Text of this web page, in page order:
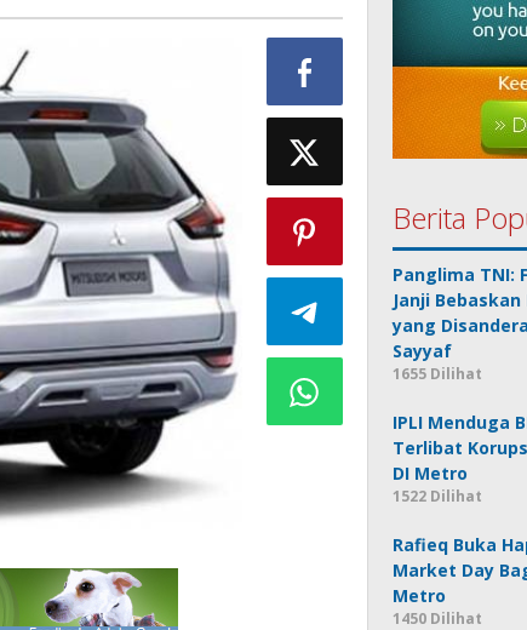
Berita
Panglima TNI:
Janji Bebaskan
yang
Sayyaf
1655 Dilihat
IPLI Menduga
Terlibat
DI Metro
1522 Dilihat
Rafieq Buka
Market Day
Metro
1450 Dilihat